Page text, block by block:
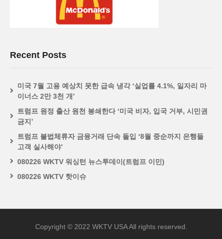
Recent Posts
미국 7월 고용 예상치 못한 급속 냉각 ‘실업률 4.1%, 일자리 마
이너스 2만 3천 개’
트럼프 원정 출산 원천 봉쇄한다 ‘미국 비자, 입국 거부, 시민권
금지’
트럼프 불법체류자 금융거래 단속 돌입 ‘8월 중순까지 은행들
고객 실사해야’
080226 WKTV 워싱턴 뉴스투데이(트럼프 이민)
080226 WKTV 핫이슈
Copyright © 2022 WKTV USA All rights reserved.